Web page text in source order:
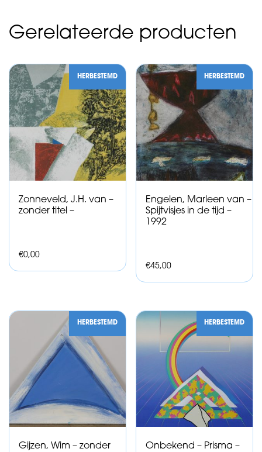
Gerelateerde producten
HERBESTEMD
Zonneveld, J.H. van –
zonder titel –
€0,00
HERBESTEMD
Engelen, Marleen van –
Spijtvisjes in de tijd –
1992
€45,00
HERBESTEMD
Gijzen, Wim – zonder
HERBESTEMD
Onbekend – Prisma –